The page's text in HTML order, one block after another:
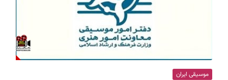
موسیقی ایران